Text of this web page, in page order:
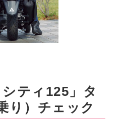
ティ125」タ
り）チェック